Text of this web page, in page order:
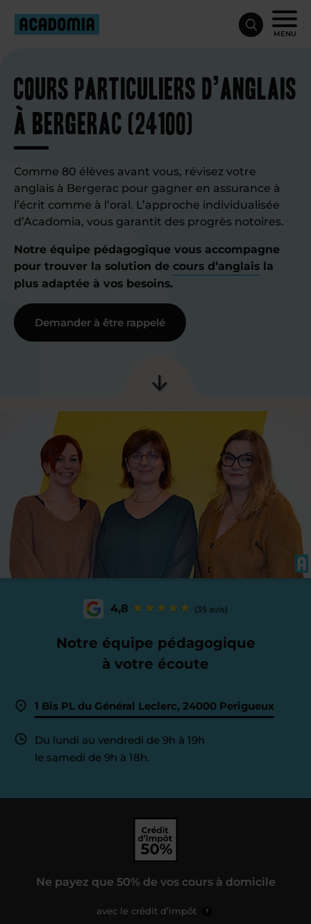
MENU
Cours particuliers d’anglais
à Bergerac (24100)
Comme 80 élèves avant vous, révisez votre
anglais à Bergerac pour gagner en assurance à
l’écrit comme à l’oral. L’approche individualisée
d’Acadomia, vous garantit des progrès notoires.
Notre équipe pédagogique vous accompagne
pour trouver la solution de cours d’anglais la
plus adaptée à vos besoins.
Demander à être rappelé
4,8 (35 avis)
Notre équipe pédagogique
à votre écoute
1 Bis PL du Général Leclerc, 24000 Perigueux
Du lundi au vendredi de 9h à 19h
le samedi de 9h à 18h.
Ne payez que 50% de vos cours à domicile
avec le crédit d’impôt ?